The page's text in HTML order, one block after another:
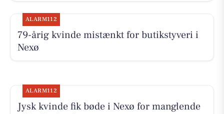
ALARM112
79-årig kvinde mistænkt for butikstyveri i
Nexø
ALARM112
Jysk kvinde fik bøde i Nexø for manglende